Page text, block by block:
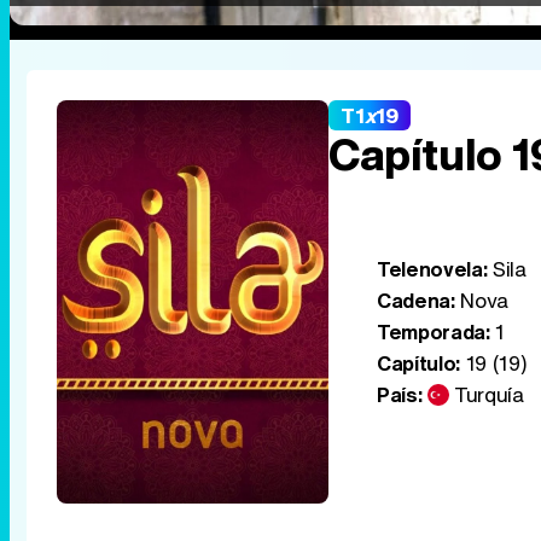
T1x19
Capítulo
Telenovela:Sila
Cadena:Nova
Temporada:1
Capítulo:19 (19)
País:
Turquía